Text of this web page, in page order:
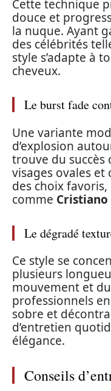
Cette technique
douce et
la nuque. Ayant
des célébrités
style s’adapte à
cheveux.
Le burst fade
Une variante
d’explosion
trouve du succès
visages ovales et
des choix
comme Cristiano
Le dégradé
Ce style se
plusieurs
mouvement et
professionnels
sobre et
d’entretien
élégance.
Conseils